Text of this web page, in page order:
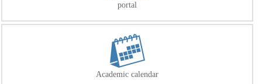
portal
Academic calendar